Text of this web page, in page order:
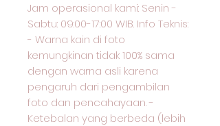
Jam operasional kami: Senin -
Sabtu: 09:00-17:00 WIB. Info Teknis:
- Warna kain di foto
kemungkinan tidak 100% sama
dengan warna asli karena
pengaruh dari pengambilan
foto dan pencahayaan. -
Ketebalan yang berbeda (lebih